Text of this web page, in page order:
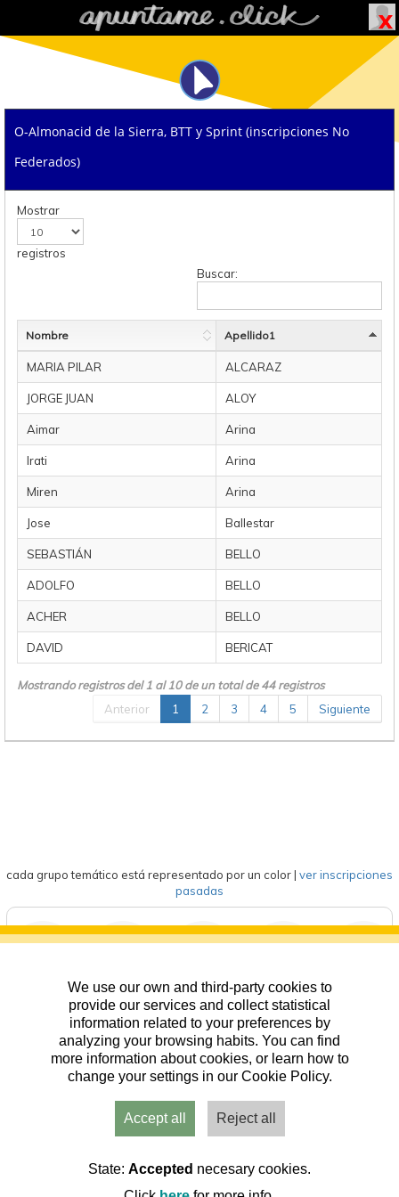
We use our own and third-party cookies to
provide our services and collect statistical
information related to your preferences by
analyzing your browsing habits. You can find
more information about cookies, or learn how to
change your settings in our Cookie Policy.
Accept all Reject all
State: Accepted necesary cookies.
O-Almonacid de la Sierra, BTT y Sprint (inscripciones No
Federados)
Mostrar
registros
Buscar:
Nombre Apellido1
MARIA PILAR ALCARAZ
JORGE JUAN ALOY
Aimar Arina
Irati Arina
Miren Arina
Jose Ballestar
SEBASTIÁN BELLO
ADOLFO BELLO
ACHER BELLO
DAVID BERICAT
Mostrando registros del 1 al 10 de un total de 44 registros
Anterior
1 2 3 4 5 Siguiente
cada grupo temático está representado por un color| ver inscripciones
pasadas
eventos competición formación